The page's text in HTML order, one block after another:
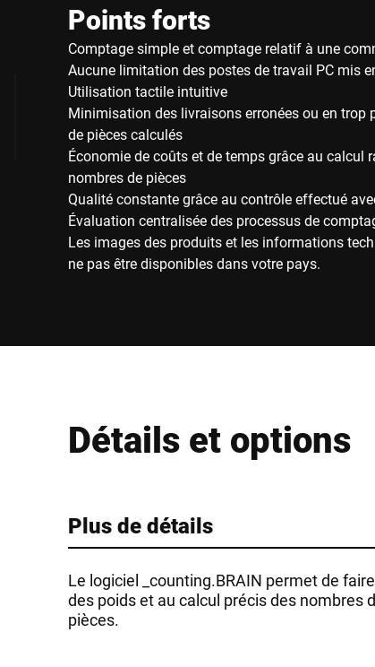
Points forts
Comptage simple et comptage relatif à une
Aucune limitation des postes de travail PC mis
Utilisation tactile intuitive
Minimisation des livraisons erronées ou en trop
de pièces calculés
Économie de coûts et de temps grâce au calcul
nombres de pièces
Qualité constante grâce au contrôle effectué
Évaluation centralisée des processus de
Les images des produits et les informations
ne pas être disponibles dans votre pays.
Détails et options
Plus de détails
Le logiciel _counting.BRAIN permet de
des poids et au calcul précis des nombres
pièces.